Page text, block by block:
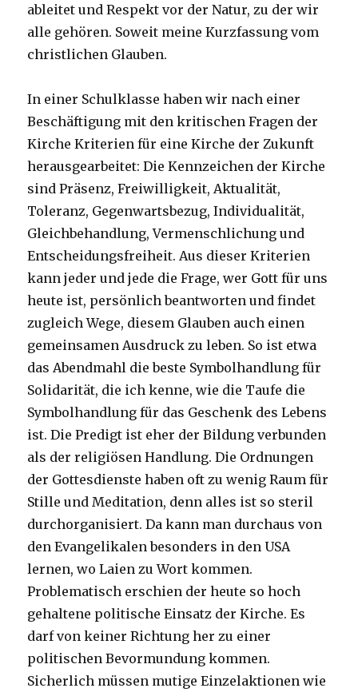
ableitet und Respekt vor der Natur, zu der wir
alle gehören. Soweit meine Kurzfassung vom
christlichen Glauben.
In einer Schulklasse haben wir nach einer
Beschäftigung mit den kritischen Fragen der
Kirche Kriterien für eine Kirche der Zukunft
herausgearbeitet: Die Kennzeichen der Kirche
sind Präsenz, Freiwilligkeit, Aktualität,
Toleranz, Gegenwartsbezug, Individualität,
Gleichbehandlung, Vermenschlichung und
Entscheidungsfreiheit. Aus dieser Kriterien
kann jeder und jede die Frage, wer Gott für uns
heute ist, persönlich beantworten und findet
zugleich Wege, diesem Glauben auch einen
gemeinsamen Ausdruck zu leben. So ist etwa
das Abendmahl die beste Symbolhandlung für
Solidarität, die ich kenne, wie die Taufe die
Symbolhandlung für das Geschenk des Lebens
ist. Die Predigt ist eher der Bildung verbunden
als der religiösen Handlung. Die Ordnungen
der Gottesdienste haben oft zu wenig Raum für
Stille und Meditation, denn alles ist so steril
durchorganisiert. Da kann man durchaus von
den Evangelikalen besonders in den USA
lernen, wo Laien zu Wort kommen.
Problematisch erschien der heute so hoch
gehaltene politische Einsatz der Kirche. Es
darf von keiner Richtung her zu einer
politischen Bevormundung kommen.
Sicherlich müssen mutige Einzelaktionen wie